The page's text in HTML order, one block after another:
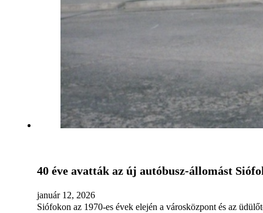
40 éve avatták az új autóbusz-állomást
január 12, 2026
Siófokon az 1970-es évek elején a városközpont és az